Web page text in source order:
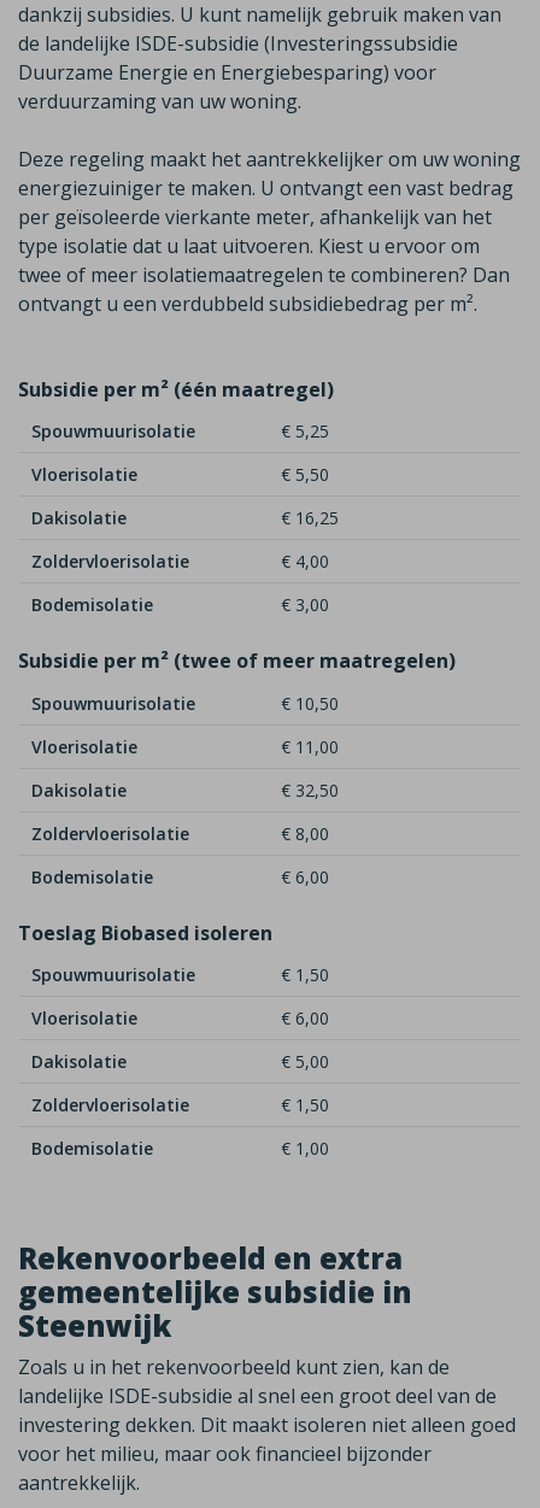
dankzij subsidies. U kunt namelijk gebruik maken van
de landelijke ISDE-subsidie (Investeringssubsidie
Duurzame Energie en Energiebesparing) voor
verduurzaming van uw woning.
Deze regeling maakt het aantrekkelijker om uw woning
energiezuiniger te maken. U ontvangt een vast bedrag
per geïsoleerde vierkante meter, afhankelijk van het
type isolatie dat u laat uitvoeren. Kiest u ervoor om
twee of meer isolatiemaatregelen te combineren? Dan
ontvangt u een verdubbeld subsidiebedrag per m².
Subsidie per m² (één maatregel)
Spouwmuurisolatie
€ 5,25
Vloerisolatie
€ 5,50
Dakisolatie
€ 16,25
Zoldervloerisolatie
€ 4,00
Bodemisolatie
€ 3,00
Subsidie per m² (twee of meer maatregelen)
Spouwmuurisolatie
€ 10,50
Vloerisolatie
€ 11,00
Dakisolatie
€ 32,50
Zoldervloerisolatie
€ 8,00
Bodemisolatie
€ 6,00
Toeslag Biobased isoleren
Spouwmuurisolatie
€ 1,50
Vloerisolatie
€ 6,00
Dakisolatie
€ 5,00
Zoldervloerisolatie
€ 1,50
Bodemisolatie
€ 1,00
Rekenvoorbeeld en extra
gemeentelijke subsidie in
Steenwijk
Zoals u in het rekenvoorbeeld kunt zien, kan de
landelijke ISDE-subsidie al snel een groot deel van de
investering dekken. Dit maakt isoleren niet alleen goed
voor het milieu, maar ook financieel bijzonder
aantrekkelijk.